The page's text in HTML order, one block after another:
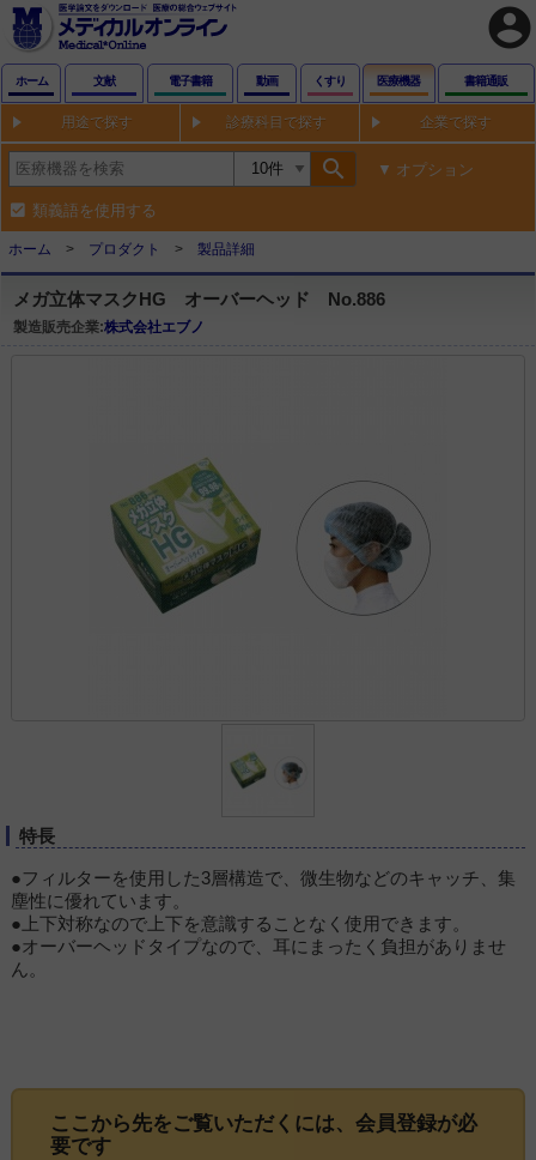
account_circle
ホーム 文献 電子書籍 動画 くすり 医療機器 書籍通販
用途で探す 診療科目で探す 企業で探す
search オプション
類義語を使用する
ホーム プロダクト 製品詳細
メガ立体マスクHG オーバーヘッド No.886
製造販売企業:株式会社エブノ
特長
●フィルターを使用した3層構造で、微生物などのキャッチ、集
塵性に優れています。
●上下対称なので上下を意識することなく使用できます。
●オーバーヘッドタイプなので、耳にまったく負担がありませ
ん。
ここから先をご覧いただくには、 会員登録が必
要です